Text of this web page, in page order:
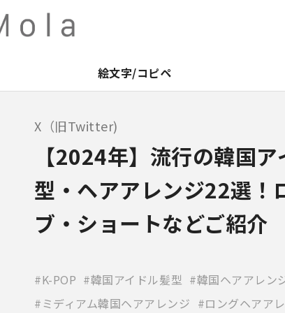
絵文字/コピペ
X（旧Twitter)
【2024年】流行の韓国
型・ヘアアレンジ22選！
ブ・ショートなどご紹介
K-POP 韓国アイドル髪型
韓国ヘアアレン
ミディアム韓国ヘアアレンジ
ロングヘアア